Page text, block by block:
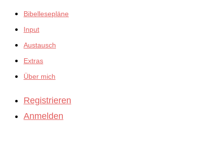
Bibellesepläne
Input
Austausch
Extras
Über mich
Registrieren
Anmelden